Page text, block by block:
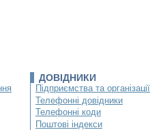
ДОВІДНИКИ
Підприємства та організації
Телефонні довідники
Телефонні коди
Поштові індекси